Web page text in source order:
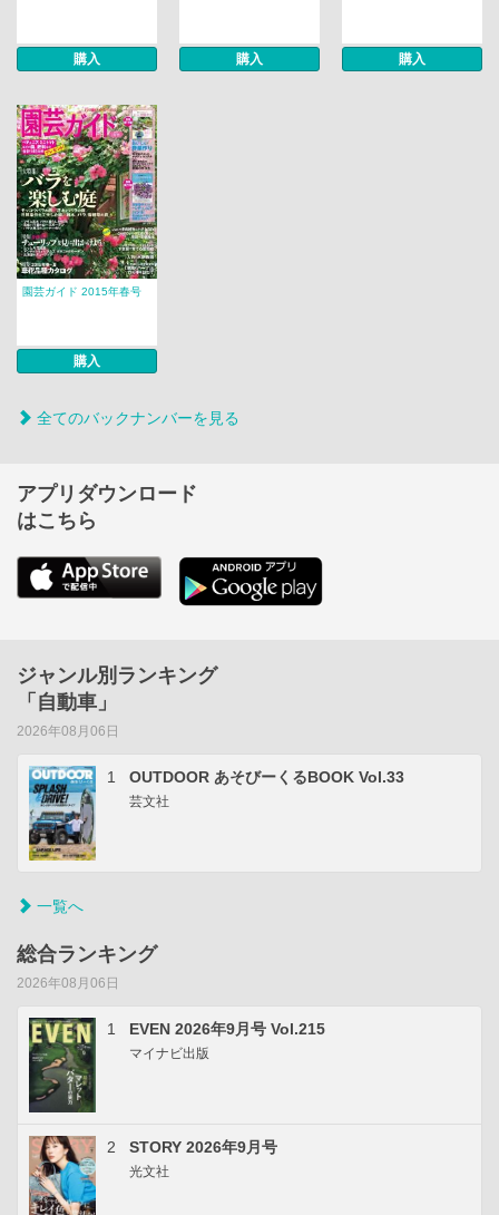
購入 購入 購入
園芸ガイド 2015年春号
購入
全てのバックナンバーを見る
アプリダウンロード
はこちら
ジャンル別ランキング
「自動車」
2026年08月06日
1 OUTDOOR あそびーくるBOOK Vol.33
芸文社
一覧へ
総合ランキング
2026年08月06日
1 EVEN 2026年9月号 Vol.215
マイナビ出版
2 STORY 2026年9月号
光文社